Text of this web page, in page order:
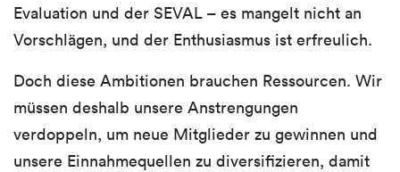
Evaluation und der SEVAL – es mangelt nicht an
Vorschlägen, und der Enthusiasmus ist erfreulich.
Doch diese Ambitionen brauchen Ressourcen. Wir
müssen deshalb unsere Anstrengungen
verdoppeln, um neue Mitglieder zu gewinnen und
unsere Einnahmequellen zu diversifizieren, damit